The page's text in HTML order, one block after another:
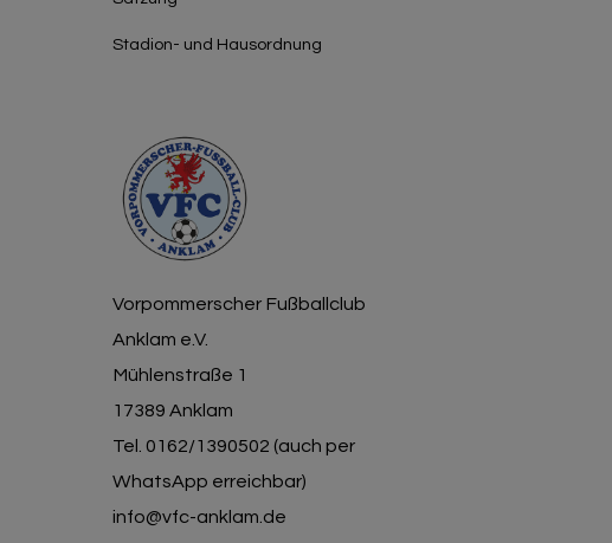
Stadion- und Hausordnung
Vorpommerscher Fußballclub
Anklam e.V.
Mühlenstraße 1
17389 Anklam
Tel. 0162/1390502 (auch per
WhatsApp erreichbar)
info@vfc-anklam.de